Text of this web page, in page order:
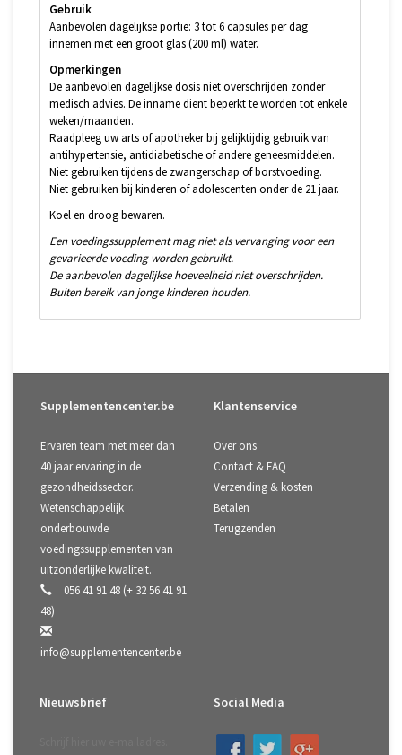
Gebruik
Aanbevolen dagelijkse portie: 3 tot 6 capsules per dag
innemen met een groot glas (200 ml) water.
Opmerkingen
De aanbevolen dagelijkse dosis niet overschrijden zonder
medisch advies. De inname dient beperkt te worden tot enkele
weken/maanden.
Raadpleeg uw arts of apotheker bij gelijktijdig gebruik van
antihypertensie, antidiabetische of andere geneesmiddelen.
Niet gebruiken tijdens de zwangerschap of borstvoeding.
Niet gebruiken bij kinderen of adolescenten onder de 21 jaar.
Koel en droog bewaren.
Een voedingssupplement mag niet als vervanging voor een
gevarieerde voeding worden gebruikt.
De aanbevolen dagelijkse hoeveelheid niet overschrijden.
Buiten bereik van jonge kinderen houden.
Supplementencenter.be
Ervaren team met meer dan
40 jaar ervaring in de
gezondheidssector.
Wetenschappelijk
onderbouwde
voedingssupplementen van
uitzonderlijke kwaliteit.
056 41 91 48 (+ 32 56 41 91
48)
info@supplementencenter.be
Klantenservice
Over ons
Contact & FAQ
Verzending & kosten
Betalen
Terugzenden
Nieuwsbrief Social Media